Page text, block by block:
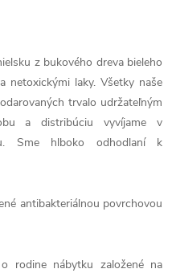
z bukového dreva bieleho
netoxickými laky. Všetky naše
trvalo udržateľným
a distribúciu vyvíjame v
Sme hlboko odhodlaní k
antibakteriálnou povrchovou
rodine nábytku založené na